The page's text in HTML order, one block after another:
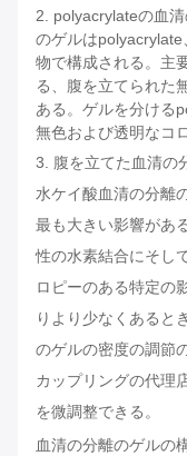
2. polyacrylateの血
のゲルは
物で構成される。主
る、腹を立てられた
ある。ゲルを分ける
無色および透明なコ
3. 腹を立てた血清の
水ケイ酸血清の分離
最も大きい影響があ
性の水素結合にそし
ロピーのある特定の
りより少なくあると
のゲルの密度の調節
カップリングの代理
を微調整できる。
血清の分離のゲルの